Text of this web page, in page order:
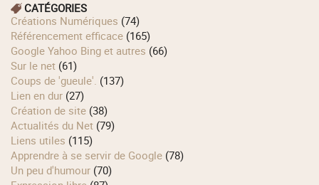
CATÉGORIES
Créations Numériques (74)
Référencement efficace (165)
Google Yahoo Bing et autres (66)
Sur le net (61)
Coups de 'gueule'. (137)
Lien en dur (27)
Création de site (38)
Actualités du Net (79)
Liens utiles (115)
Apprendre à se servir de Google (78)
Un peu d'humour (70)